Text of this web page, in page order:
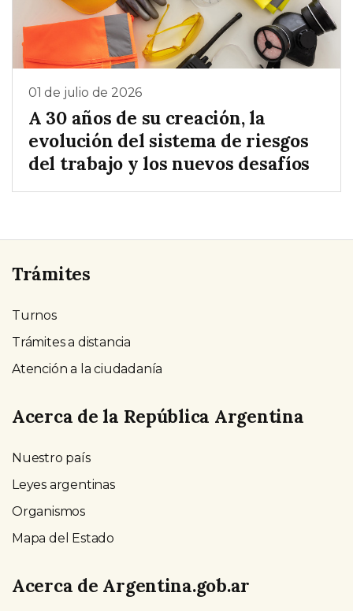
01 de julio de 2026
A 30 años de su creación, la
evolución del sistema de riesgos
del trabajo y los nuevos desafíos
Trámites
Turnos
Trámites a distancia
Atención a la ciudadanía
Acerca de la República Argentina
Nuestro país
Leyes argentinas
Organismos
Mapa del Estado
Acerca de Argentina.gob.ar